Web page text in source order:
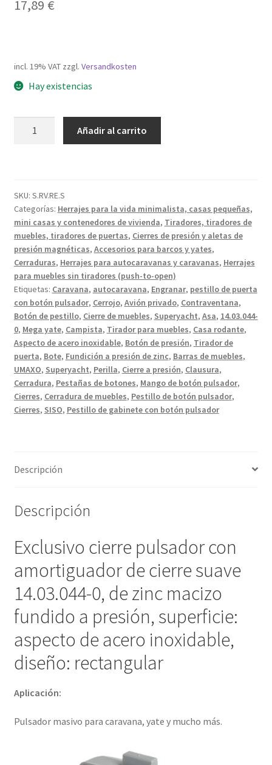
17,89 €
incl. 19% VAT zzgl. Versandkosten
Hay existencias
calidad
con
cierre
suave
y
función
de
asa,
fabricado
en
zamak,
superficie:
aspecto
de
acero
14.03.044-
cantidad
Añadir al carrito
SKU: S.RV.RE.S
Categorías: Herrajes para la vida minimalista, casas pequeñas,
mini casas y contenedores de vivienda, Tiradores, tiradores de
muebles, tiradores de puertas, Cierres de presión y aletas de
presión magnéticas, Accesorios para barcos y yates,
Cerraduras, Herrajes para autocaravanas y caravanas, Herrajes
para muebles sin tiradores (push-to-open)
Etiquetas: Caravana, autocaravana, Engranar, pestillo de puerta
con botón pulsador, Cerrojo, Avión privado, Contraventana,
Botón de pestillo, Cierre de muebles, Superyacht, Asa, 14.03.044-
0, Mega yate, Campista, Tirador para muebles, Casa rodante,
Aspecto de acero inoxidable, Botón de presión, Tirador de
puerta, Bote, Fundición a presión de zinc, Barras de muebles,
UMAXO, Superyacht, Perilla, Cierre a presión, Clausura,
Cerradura, Pestañas de botones, Mango de botón pulsador,
Cierres, Cerradura de muebles, Pestillo de botón pulsador,
Cierres, SISO, Pestillo de gabinete con botón pulsador
Descripción
Descripción
Exclusivo cierre pulsador con
amortiguador de cierre suave
14.03.044-0, de zinc macizo
fundido a presión, superficie:
aspecto de acero inoxidable,
diseño: rectangular
Aplicación:
Pulsador masivo para caravana, yate y mucho más.